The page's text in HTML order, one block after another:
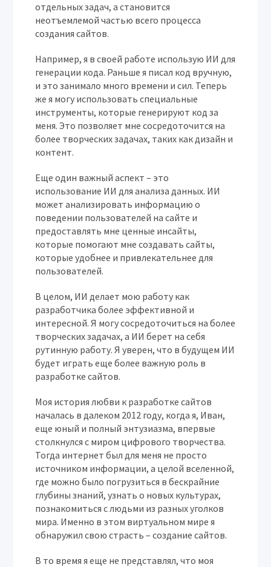
отдельных задач, а становится
неотъемлемой частью всего процесса
создания сайтов.
Например, я в своей работе использую ИИ для
генерации кода. Раньше я писал код вручную,
и это занимало много времени и сил. Теперь
же я могу использовать специальные
инструменты, которые генерируют код за
меня. Это позволяет мне сосредоточится на
более творческих задачах, таких как дизайн и
контент.
Еще один важный аспект – это
использование ИИ для анализа данных. ИИ
может анализировать информацию о
поведении пользователей на сайте и
предоставлять мне ценные инсайты,
которые помогают мне создавать сайты,
которые удобнее и привлекательнее для
пользователей.
В целом, ИИ делает мою работу как
разработчика более эффективной и
интересной. Я могу сосредоточиться на более
творческих задачах, а ИИ берет на себя
рутинную работу. Я уверен, что в будущем ИИ
будет играть еще более важную роль в
разработке сайтов.
Моя история любви к разработке сайтов
началась в далеком 2012 году, когда я, Иван,
еще юный и полный энтузиазма, впервые
столкнулся с миром цифрового творчества.
Тогда интернет был для меня не просто
источником информации, а целой вселенной,
где можно было погрузиться в бескрайние
глубины знаний, узнать о новых культурах,
познакомиться с людьми из разных уголков
мира. Именно в этом виртуальном мире я
обнаружил свою страсть – создание сайтов.
В то время я еще не представлял, что моя